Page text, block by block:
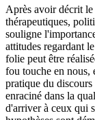
Après avoir décrit le
thérapeutiques,
souligne
attitudes regardant
folie peut être
fou touche en nous,
pratique du
enraciné dans la
d'arriver à ceux qui